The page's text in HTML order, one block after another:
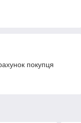
покупця